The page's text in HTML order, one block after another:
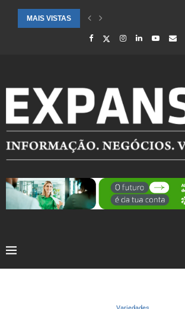
MAIS VISTAS
SAÚDE ALERTA PARA AUMENTO DE CASOS